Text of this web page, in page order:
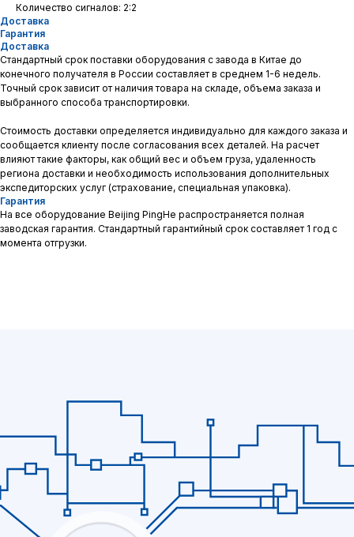
Количество сигналов: 2:2
Доставка
Гарантия
Доставка
Стандартный срок поставки оборудования с завода в Китае до
конечного получателя в России составляет в среднем 1-6 недель.
Точный срок зависит от наличия товара на складе, объема заказа и
выбранного способа транспортировки.
Стоимость доставки определяется индивидуально для каждого заказа и
сообщается клиенту после согласования всех деталей. На расчет
влияют такие факторы, как общий вес и объем груза, удаленность
региона доставки и необходимость использования дополнительных
экспедиторских услуг (страхование, специальная упаковка).
Гарантия
На все оборудование Beijing PingHe распространяется полная
заводская гарантия. Стандартный гарантийный срок составляет 1 год с
момента отгрузки.
Я ознакомился и согласен с
НЕ НАШЛИ
ЧТО ИСКАЛИ?
Заполните форму и мы подберем
аналоги нашего производства.